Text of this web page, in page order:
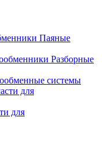
Паяные
Разборные
системы
для